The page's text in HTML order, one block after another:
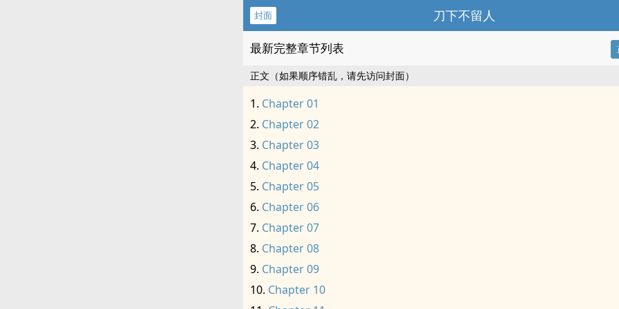
封面 刀下不留人
最新完整章节列表
正文（如果顺序错乱，请先访问封面）
Chapter 01
Chapter 02
Chapter 03
Chapter 04
Chapter 05
Chapter 06
Chapter 07
Chapter 08
Chapter 09
Chapter 10